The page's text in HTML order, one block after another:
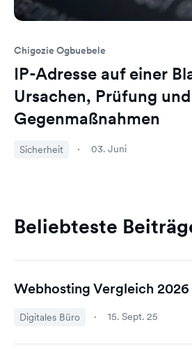
Chigozie Ogbuebele
IP-Adresse auf einer
Ursachen, Prüfung
Gegenmaßnahmen
Sicherheit 03. Juni
Beliebteste
Webhosting Vergleich 2026
Digitales Büro 15. Sept. 25